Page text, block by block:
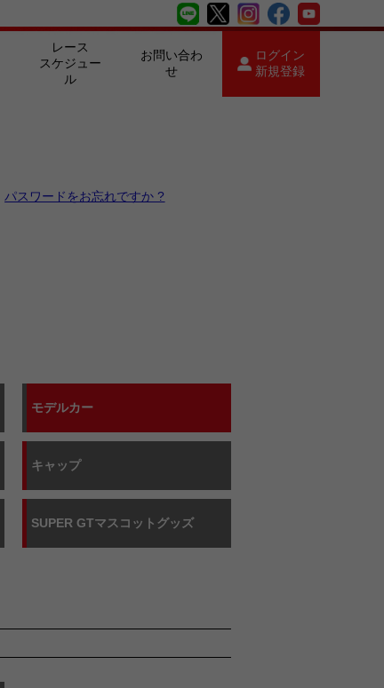
レース
スケジュー
ル
お問い合わ
せ
ログイン
新規登録
パスワードをお忘れですか ?
モデルカー
キャップ
SUPER GTマスコットグッズ